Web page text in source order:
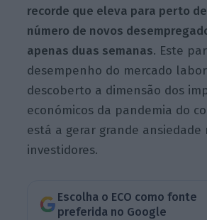
recorde que eleva para perto
número de novos
apenas duas semanas. Este
desempenho do mercado
descoberto a dimensão dos
económicos da pandemia do
está a gerar grande ansiedade
investidores.
Escolha o ECO como fonte
preferida no Google